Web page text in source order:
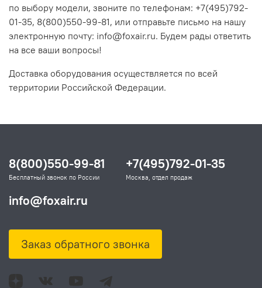
по выбору модели, звоните по телефонам: +7(495)792-
01-35, 8(800)550-99-81, или отправьте письмо на нашу
электронную почту: info@foxair.ru. Будем рады ответить
на все ваши вопросы!
Доставка оборудования осуществляется по всей
территории Российской Федерации.
8(800)550-99-81
Бесплатный звонок по России
+7(495)792-01-35
Москва, отдел продаж
info@foxair.ru
Заказ обратного звонка